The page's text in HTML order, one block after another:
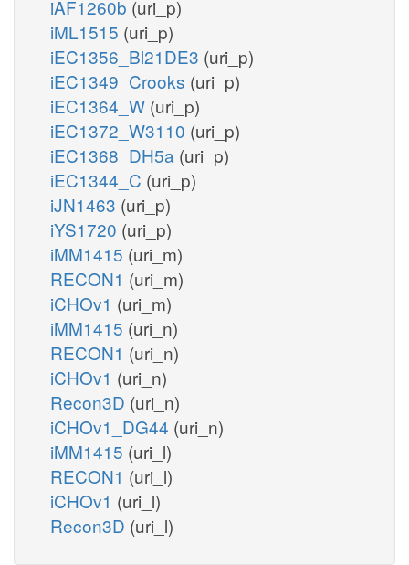
iAF1260b (uri_p)
iML1515 (uri_p)
iEC1356_Bl21DE3 (uri_p)
iEC1349_Crooks (uri_p)
iEC1364_W (uri_p)
iEC1372_W3110 (uri_p)
iEC1368_DH5a (uri_p)
iEC1344_C (uri_p)
iJN1463 (uri_p)
iYS1720 (uri_p)
iMM1415 (uri_m)
RECON1 (uri_m)
iCHOv1 (uri_m)
iMM1415 (uri_n)
RECON1 (uri_n)
iCHOv1 (uri_n)
Recon3D (uri_n)
iCHOv1_DG44 (uri_n)
iMM1415 (uri_l)
RECON1 (uri_l)
iCHOv1 (uri_l)
Recon3D (uri_l)